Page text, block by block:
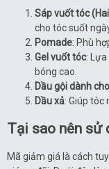
Sáp vuốt tóc
cho tóc suốt
Pomade: Phù
Gel vuốt tóc:
bóng cao.
Dầu gội dành
Dầu xả: Giúp tóc
Tại sao nên sử
Mã giảm giá là cách